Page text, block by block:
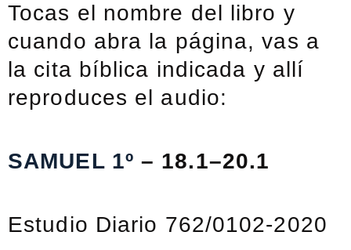
Tocas el nombre del libro y
cuando abra la página, vas a
la cita bíblica indicada y allí
reproduces el audio:
SAMUEL 1º – 18.1–20.1
Estudio Diario 762/0102-2020